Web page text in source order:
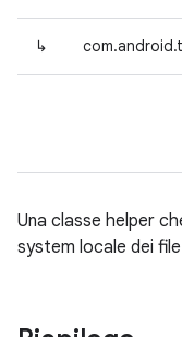
↳
Una classe helper
system locale dei